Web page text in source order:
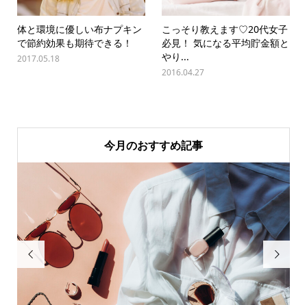
体と環境に優しい布ナプキン
で節約効果も期待できる！
2017.05.18
こっそり教えます♡20代女子
必見！ 気になる平均貯金額と
やり...
2016.04.27
今月のおすすめ記事
 